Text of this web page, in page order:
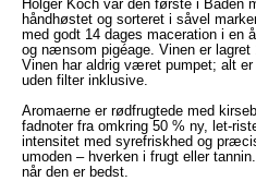
Holger Koch var den første i Baden
håndhøstet og sorteret i såvel
med godt 14 dages maceration i en
og nænsom pigéage. Vinen er
Vinen har aldrig været pumpet; alt
uden filter inklusive.
Aromaerne er rødfrugtede med
fadnoter fra omkring 50 % ny, let-
intensitet med syrefriskhed og
umoden – hverken i frugt eller
når den er bedst.